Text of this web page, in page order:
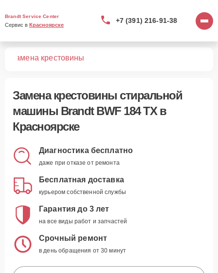
Brandt Service Center
Сервис в Красноярске
+7 (391) 216-91-38
Замена крестовины
Замена крестовины стиральной
машины Brandt BWF 184 TX в
Красноярске
Диагностика бесплатно
даже при отказе от ремонта
Бесплатная доставка
курьером собственной службы
Гарантия до 3 лет
на все виды работ и запчастей
Срочный ремонт
в день обращения от 30 минут